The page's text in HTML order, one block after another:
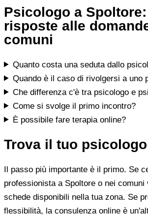
Psicologo a
risposte alle
comuni
Quanto costa una seduta dallo
Quando è il caso di rivolgersi a uno
Che differenza c'è tra psicologo e
Come si svolge il primo incontro?
È possibile fare terapia online?
Trova il tuo psicologo
Il passo più importante è il primo. Se
professionista a Spoltore o nei
schede disponibili nella tua zona. Se
flessibilità, la consulenza online è